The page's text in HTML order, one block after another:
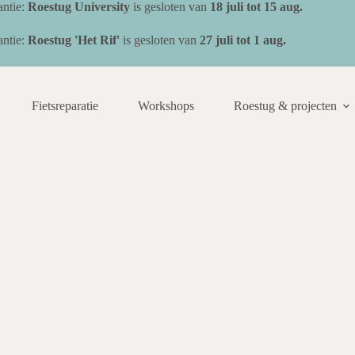
Roestug Universityis gesloten van 18 juli tot 15 aug.
Roestug 'Het Rif' is gesloten van 27 juli tot 1 aug.
Fietsreparatie Workshops Roestug & projecten